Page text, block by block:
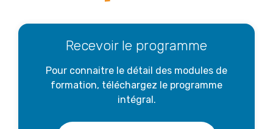
Recevoir le programme
Pour connaitre le détail des modules de
formation, téléchargez le programme
intégral.